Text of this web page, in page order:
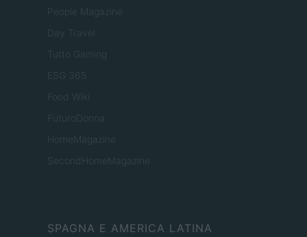
People Magazine
Day Travel
Tutto Gaming
ESG 365
Food Wiki
FuturoDonna
HomeMagazine
SecondHomeMagazine
SPAGNA E AMERICA LATINA